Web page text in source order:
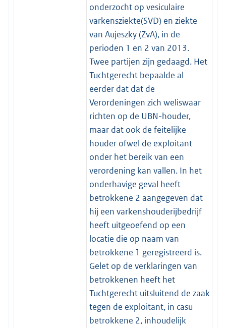
onderzocht op vesiculaire
varkensziekte(SVD) en ziekte
van Aujeszky (ZvA), in de
perioden 1 en 2 van 2013.
Twee partijen zijn gedaagd. Het
Tuchtgerecht bepaalde al
eerder dat dat de
Verordeningen zich weliswaar
richten op de UBN-houder,
maar dat ook de feitelijke
houder ofwel de exploitant
onder het bereik van een
verordening kan vallen. In het
onderhavige geval heeft
betrokkene 2 aangegeven dat
hij een varkenshouderijbedrijf
heeft uitgeoefend op een
locatie die op naam van
betrokkene 1 geregistreerd is.
Gelet op de verklaringen van
betrokkenen heeft het
Tuchtgerecht uitsluitend de zaak
tegen de exploitant, in casu
betrokkene 2, inhoudelijk